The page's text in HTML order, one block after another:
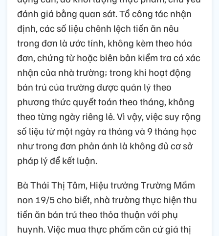
đánh giá bằng quan sát. Tổ công tác nhận
định, các số liệu chênh lệch tiền ăn nêu
trong đơn là ước tính, không kèm theo hóa
đơn, chứng từ hoặc biên bản kiểm tra có xác
nhận của nhà trường; trong khi hoạt động
bán trú của trường được quản lý theo
phương thức quyết toán theo tháng, không
theo từng ngày riêng lẻ. Vì vậy, việc suy rộng
số liệu từ một ngày ra tháng và 9 tháng học
như trong đơn phản ánh là không đủ cơ sở
pháp lý để kết luận.
Bà Thái Thị Tâm, Hiệu trưởng Trường Mầm
non 19/5 cho biết, nhà trường thực hiện thu
tiền ăn bán trú theo thỏa thuận với phụ
huynh. Việc mua thực phẩm căn cứ giá thị